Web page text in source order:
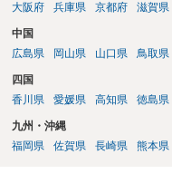
大阪府
兵庫県 京都府 滋賀県
中国
広島県
岡山県 山口県 鳥取県
四国
香川県
愛媛県 高知県 徳島県
九州・沖縄
福岡県
佐賀県 長崎県 熊本県